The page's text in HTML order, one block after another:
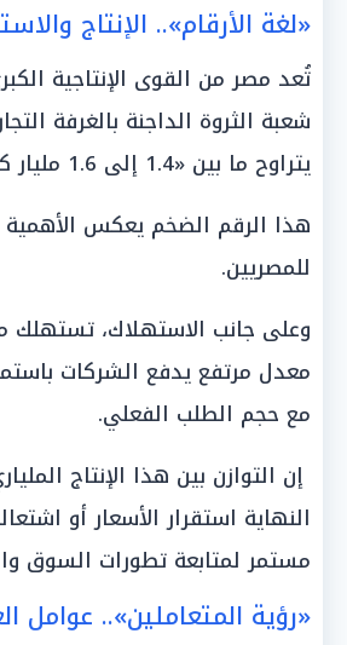
«لغة الأرقام».. الإنتاج
تُعد مصر من القوى الإنتاجية
شعبة الثروة الداجنة بالغرفة
يتراوح ما بين «1.4 إلى 1.6 مليار كتكوت».
هذا الرقم الضخم يعكس الأهمية
للمصريين.
معدل مرتفع يدفع الشركات
مع حجم الطلب الفعلي.
إن التوازن بين هذا الإنتاج
النهاية استقرار الأسعار أو
مستمر لمتابعة تطورات السوق
«رؤية المتعاملين»..